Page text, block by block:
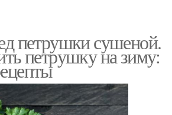
петрушки сушеной.
петрушку на зиму: